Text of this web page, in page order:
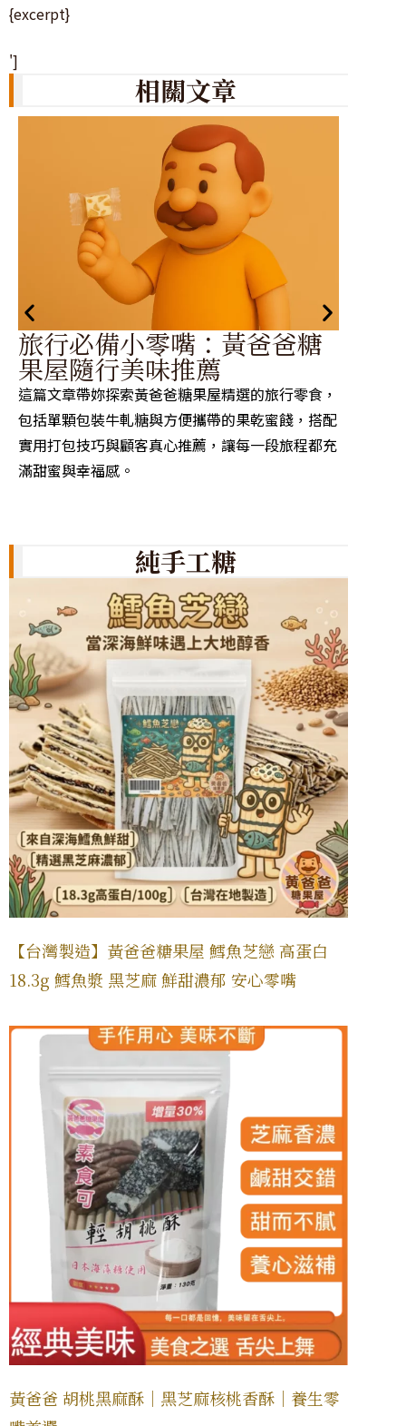
{excerpt}
']
相關文章
旅行必備小零嘴：黃爸爸糖
果屋隨行美味推薦
這篇文章帶妳探索黃爸爸糖果屋精選的旅行零食，
包括單顆包裝牛軋糖與方便攜帶的果乾蜜餞，搭配
實用打包技巧與顧客真心推薦，讓每一段旅程都充
滿甜蜜與幸福感。
純手工糖
【台灣製造】黃爸爸糖果屋 鱈魚芝戀 高蛋白
18.3g 鱈魚漿 黑芝麻 鮮甜濃郁 安心零嘴
黃爸爸 胡桃黑麻酥｜黑芝麻核桃香酥｜養生零